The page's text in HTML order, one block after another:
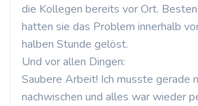
die Kollegen bereits vor Ort.
hatten sie das Problem innerhalb
halben Stunde gelöst.
Und vor allen Dingen:
Saubere Arbeit! Ich musste gerade
nachwischen und alles war wieder